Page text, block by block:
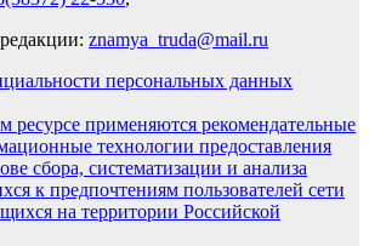
znamya_truda@mail.ru
персональных данных
применяются рекомендательные
технологии предоставления
сбора, систематизации и анализа
к предпочтениям пользователей сети
на территории Российской